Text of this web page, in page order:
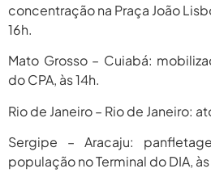
concentração na Praça João
16h.
Mato Grosso – Cuiabá:
do CPA, às 14h.
Rio de Janeiro – Rio de Janeiro:
Sergipe – Aracaju:
população no Terminal do DIA, às